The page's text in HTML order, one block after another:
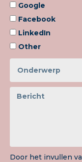
Google
Facebook
LinkedIn
Other
Door het invullen